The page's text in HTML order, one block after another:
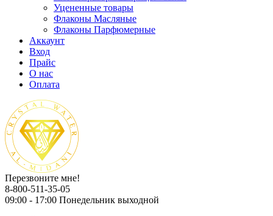
Уцененные товары
Флаконы Масляные
Флаконы Парфюмерные
Аккаунт
Вход
Прайс
О нас
Оплата
Перезвоните мне!
8-800-511-35-05
09:00 - 17:00 Понедельник выходной